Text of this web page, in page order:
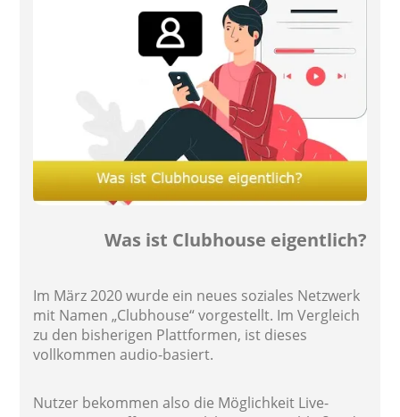
Was ist Clubhouse eigentlich?
Im März 2020 wurde ein neues soziales Netzwerk
mit Namen „Clubhouse“ vorgestellt. Im Vergleich
zu den bisherigen Plattformen, ist dieses
vollkommen audio-basiert.
Nutzer bekommen also die Möglichkeit Live-